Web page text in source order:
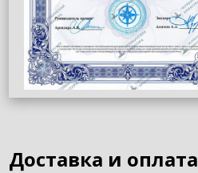
Доставка и оплата